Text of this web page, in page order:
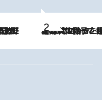
2026.8.5
【阿川佐和子さんの年とる力】なぜ70代で始めた趣味は“こんなに楽しい”のか？ ピアノ、俳句…スランプに陥っても続けられる“ある秘訣”とは